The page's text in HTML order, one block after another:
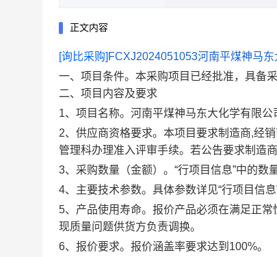
正文内容
[询比采购] FCXJ2024051053河南平煤神马
一、项目条件。 本采购项目已经批准，具备
二、项目内容及要求
1、项目名称。 河南平煤神马东大化学有限公
2、供应商资格要求。 本项目要求制造商,经
管理科办理准入评审手续。若公告要求制造
3、采购数量（金额）。 “行项目信息”中的数
4、主要技术参数。 具体参数详见“行项目信
5、产品使用寿命。 报价产品必须在满足正
现质量问题供货方负责调换。
6、报价要求。 报价涵盖率要求达到100%。